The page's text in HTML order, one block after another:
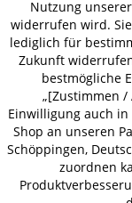
Nutzung
widerrufen wird.
lediglich für
Zukunft
bestmögliche
„[Zustimmen /
Einwilligung auch
Shop an unseren
Schöppingen,
zuordnen